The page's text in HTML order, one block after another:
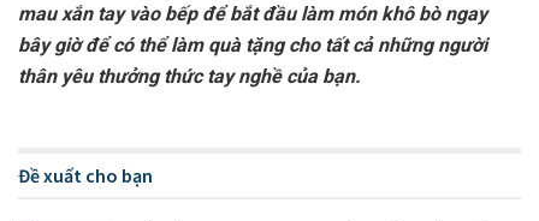
mau xắn tay vào bếp để bắt đầu làm món khô bò ngay
bây giờ để có thể làm quà tặng cho tất cả những người
thân yêu thưởng thức tay nghề của bạn.
Đề xuất cho bạn